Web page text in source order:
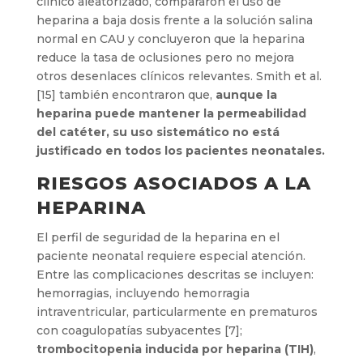
heparina a baja dosis frente a la solución salina
normal en CAU y concluyeron que la heparina
reduce la tasa de oclusiones pero no mejora
otros desenlaces clínicos relevantes. Smith et al.
[15] también encontraron que, aunque la
heparina puede mantener la permeabilidad
del catéter, su uso sistemático no está
justificado en todos los pacientes neonatales.
RIESGOS ASOCIADOS A LA
HEPARINA
El perfil de seguridad de la heparina en el
paciente neonatal requiere especial atención.
Entre las complicaciones descritas se incluyen:
hemorragias, incluyendo hemorragia
intraventricular, particularmente en prematuros
con coagulopatías subyacentes [7];
trombocitopenia inducida por heparina (TIH),